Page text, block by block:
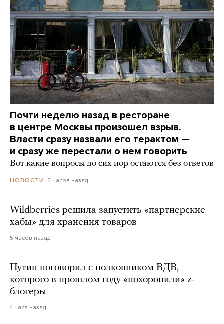
Почти неделю назад в ресторане
в центре Москвы произошел взрыв.
Власти сразу назвали его терактом —
и сразу же перестали о нем говорить
Вот какие вопросы до сих пор остаются без ответов
НОВОСТИ 5 часов назад
Wildberries решила запустить «партнерские
хабы» для хранения товаров
5 часов назад
Путин поговорил с полковником ВДВ,
которого в прошлом году «похоронили» z-
блогеры
4 часа назад